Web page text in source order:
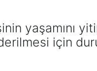
yaşamını
için